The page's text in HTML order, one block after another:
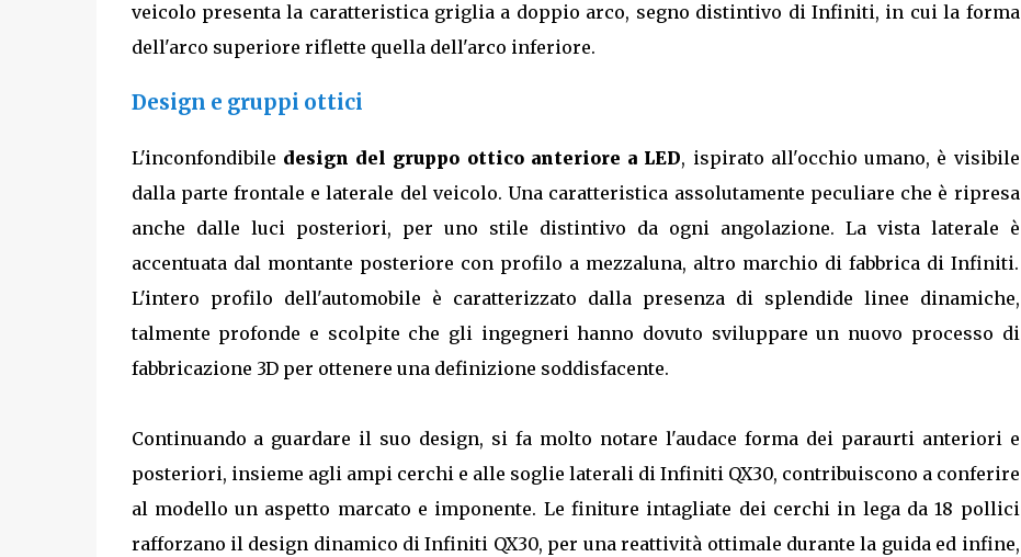
veicolo presenta la caratteristica griglia a doppio arco, segno distintivo di Infiniti, in cui la forma
dell'arco superiore riflette quella dell'arco inferiore.
Design e gruppi ottici
L'inconfondibile design del gruppo ottico anteriore a LED, ispirato all'occhio umano, è visibile
dalla parte frontale e laterale del veicolo. Una caratteristica assolutamente peculiare che è ripresa
anche dalle luci posteriori, per uno stile distintivo da ogni angolazione. La vista laterale è
accentuata dal montante posteriore con profilo a mezzaluna, altro marchio di fabbrica di Infiniti.
L'intero profilo dell'automobile è caratterizzato dalla presenza di splendide linee dinamiche,
talmente profonde e scolpite che gli ingegneri hanno dovuto sviluppare un nuovo processo di
fabbricazione 3D per ottenere una definizione soddisfacente.
Continuando a guardare il suo design, si fa molto notare l'audace forma dei paraurti anteriori e
posteriori, insieme agli ampi cerchi e alle soglie laterali di Infiniti QX30, contribuiscono a conferire
al modello un aspetto marcato e imponente. Le finiture intagliate dei cerchi in lega da 18 pollici
rafforzano il design dinamico di Infiniti QX30, per una reattività ottimale durante la guida ed infine,